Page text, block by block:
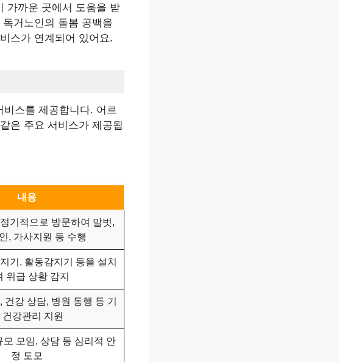
가까운 곳에서 도움을 받
거노인의 돌봄 공백을
스가 연계되어 있어요.
스를 제공합니다. 어르
은 주요 서비스가 제공됩
내용
기적으로 방문하여 말벗,
, 가사지원 등 수행
기, 활동감지기 등을 설치
위급 상황 감지
건강 상담, 병원 동행 등 기
건강관리 지원
모 모임, 상담 등 심리적 안
정 도모